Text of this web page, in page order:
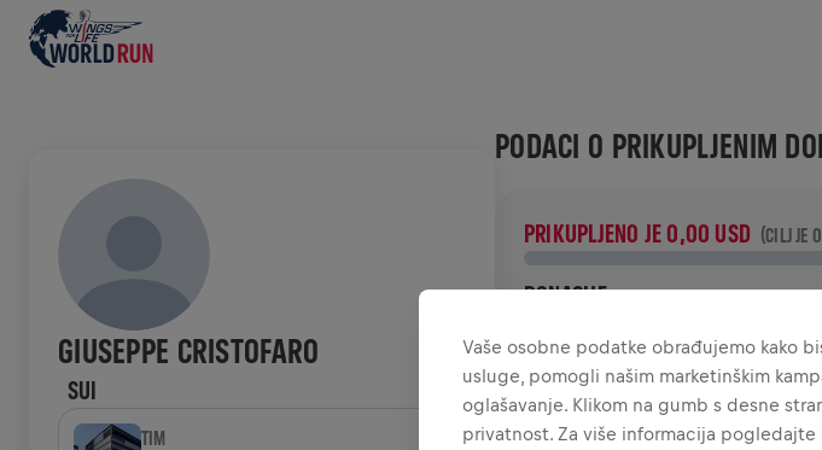
GIUSEPPE CRISTOFARO
SUI
TIM
PODACI O PRIKUPLJENIM
PRIKUPLJENO JE 0,00 USD (CILJ JE
DONACIJE
Pruži svoj doprinos donacijom!
će utrošeno na istraživanja
POVIJEST
Vaše osobne podatke obrađujemo kako
usluge, pomogli našim marketinškim
oglašavanje. Klikom na gumb s desne
privatnost. Za više informacija